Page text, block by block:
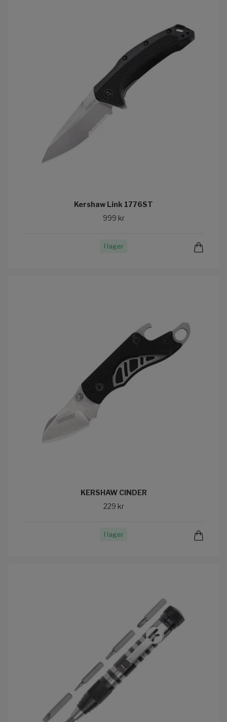
Kershaw Link 1776ST
999 kr
I lager
KERSHAW CINDER
229 kr
I lager